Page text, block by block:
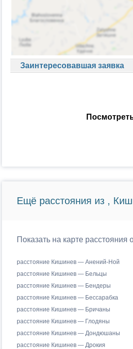
Заинтересовавшая заявка
Ещё расстояния из ,
Показать на карте
расстояние Кишинев — Анений-Ной
расстояние Кишинев — Бельцы
расстояние Кишинев — Бендеры
расстояние Кишинев — Бессарабка
расстояние Кишинев — Бричаны
расстояние Кишинев — Глодяны
расстояние Кишинев — Дондюшаны
расстояние Кишинев — Дрокия